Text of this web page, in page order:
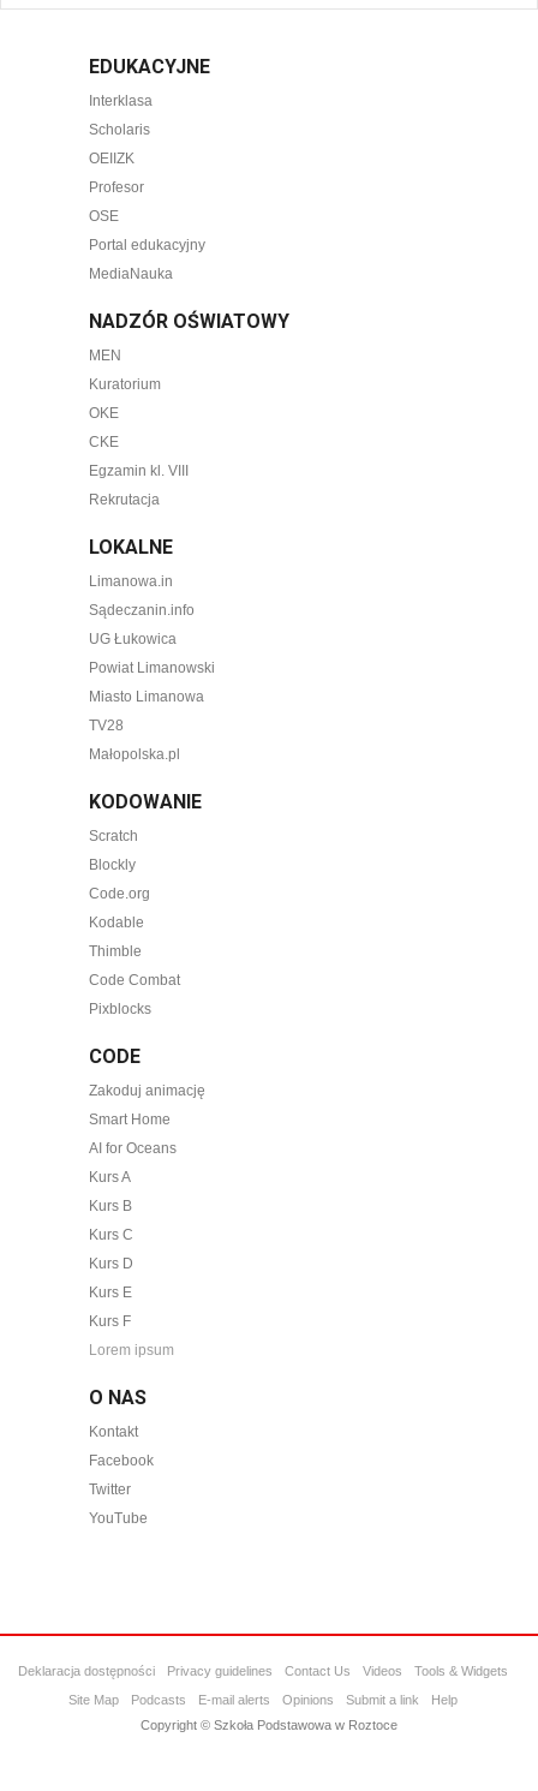
EDUKACYJNE
Interklasa
Scholaris
OEIIZK
Profesor
OSE
Portal edukacyjny
MediaNauka
NADZÓR OŚWIATOWY
MEN
Kuratorium
OKE
CKE
Egzamin kl. VIII
Rekrutacja
LOKALNE
Limanowa.in
Sądeczanin.info
UG Łukowica
Powiat Limanowski
Miasto Limanowa
TV28
Małopolska.pl
KODOWANIE
Scratch
Blockly
Code.org
Kodable
Thimble
Code Combat
Pixblocks
CODE
Zakoduj animację
Smart Home
AI for Oceans
Kurs A
Kurs B
Kurs C
Kurs D
Kurs E
Kurs F
Lorem ipsum
O NAS
Kontakt
Facebook
Twitter
YouTube
Deklaracja dostępności Privacy guidelines Contact Us Videos
Tools & Widgets
Site Map
Podcasts E-mail alerts Opinions Submit a link
Help
Copyright © Szkoła Podstawowa w Roztoce